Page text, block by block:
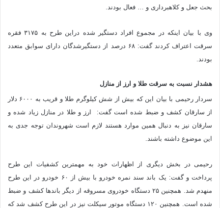
بحث جعل و کلاهبرداری و … فعال بودند.
وی با بیان اینکه در مجموع افراد دستگیر شده دراین طرح به ۳۱۷۵ فقره
سرقت اعتراف کردند گفت: ۶۸ درصد از دستگیرشدگان دارای سوابق متعدد
بودند.
هشدار نسبت به سرقت طلا و ارز از منازل
سردار رحیمی با بیان این که بیش از شش کیلوگرم طلا و قریب به ۶۰۰۰ دلار
از سارقان کشف و ضبط شده است گفت: ارز و طلا در منازل زیاد شده و
سارقان نیز به دنبال همین موارد هستند لازم است شهروندان توجه جدی به
این موضوع داشته باشند.
رحیمی در بخش دیگری از اظهارات خود به مهمترین کشفیات این طرح
پرداخت و گفت: یک باند سند نمره خودرو با بیش از ۶۰ خودرو در این طرح
منهدم شد. همچنین ۲۵ دستگاه خودروی مسروقه از دیگر باندها کشف و ضبط
شده است. همچنین ۱۲۰ دستگاه موتور سیکلت نیز در این طرح کشف شد که